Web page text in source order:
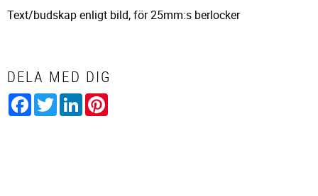
Text/budskap enligt bild, för 25mm:s berlocker
DELA MED DIG
Facebook
TwitterLinkedIn